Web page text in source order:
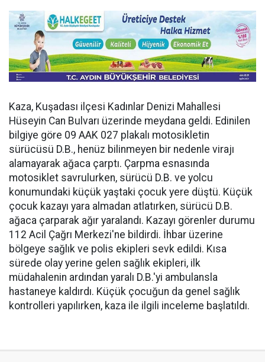
Kaza, Kuşadası ilçesi Kadınlar Denizi Mahallesi
Hüseyin Can Bulvarı üzerinde meydana geldi. Edinilen
bilgiye göre 09 AAK 027 plakalı motosikletin
sürücüsü D.B., henüz bilinmeyen bir nedenle virajı
alamayarak ağaca çarptı. Çarpma esnasında
motosiklet savrulurken, sürücü D.B. ve yolcu
konumundaki küçük yaştaki çocuk yere düştü. Küçük
çocuk kazayı yara almadan atlatırken, sürücü D.B.
ağaca çarparak ağır yaralandı. Kazayı görenler durumu
112 Acil Çağrı Merkezi'ne bildirdi. İhbar üzerine
bölgeye sağlık ve polis ekipleri sevk edildi. Kısa
sürede olay yerine gelen sağlık ekipleri, ilk
müdahalenin ardından yaralı D.B.'yi ambulansla
hastaneye kaldırdı. Küçük çocuğun da genel sağlık
kontrolleri yapılırken, kaza ile ilgili inceleme başlatıldı.